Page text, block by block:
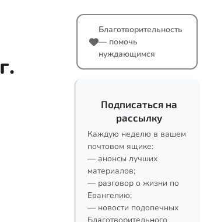
Благотворительность
— помочь
нуждающимся
Подписаться на
рассылку
Каждую неделю в вашем
почтовом ящике:
— анонсы лучших
материалов;
— разговор о жизни по
Евангелию;
— новости подопечных